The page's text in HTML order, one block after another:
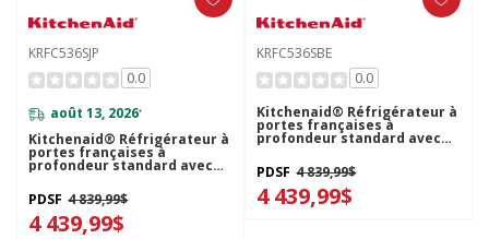
KRFC536SJP
0.0
août 13, 2026*
Kitchenaid® Réfrigérateur à
portes françaises à
profondeur standard avec
remplissage intelligent
KRFC536SJP
PDSF 4 839,99$
4 439,99$
KRFC536SBE
0.0
Kitchenaid® Réfrigérateur à
portes françaises à
profondeur standard avec
remplissage intelligent
KRFC536SBE
PDSF 4 839,99$
4 439,99$